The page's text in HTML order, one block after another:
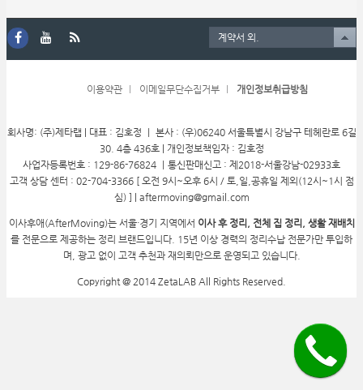
이용약관 이메일무단수집거부 개인정보취급방침
계약서 외.
회사명: (주)제타랩 | 대표 : 김호정 ㅣ 본사 : (우)06240 서울특별시 강남구 테헤란로 6길
30. 4층 436호 | 개인정보책임자 : 김호정
사업자등록번호 : 129-86-76824 ㅣ통신판매신고 : 제2018-서울강남-02933호
고객 상담 센터 : 02-704-3366 [ 오전 9시~오후 6시 / 토,일,공휴일 제외(12시~1시 점
심) ] | aftermoving@gmail.com
이사후애(AfterMoving)는 서울·경기 지역에서 이사 후 정리, 전체 집 정리, 생활 재배치
를 전문으로 제공하는 정리 브랜드입니다. 15년 이상 경력의 정리수납 전문가만 투입하
며, 광고 없이 고객 추천과 재의뢰만으로 운영되고 있습니다.
Copyright @ 2014 ZetaLAB All Rights Reserved.